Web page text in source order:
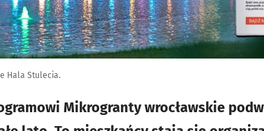
Hala Stulecia.
Mikrogranty wrocławskie